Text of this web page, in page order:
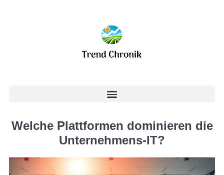
Welche Plattformen dominieren die
Unternehmens-IT?